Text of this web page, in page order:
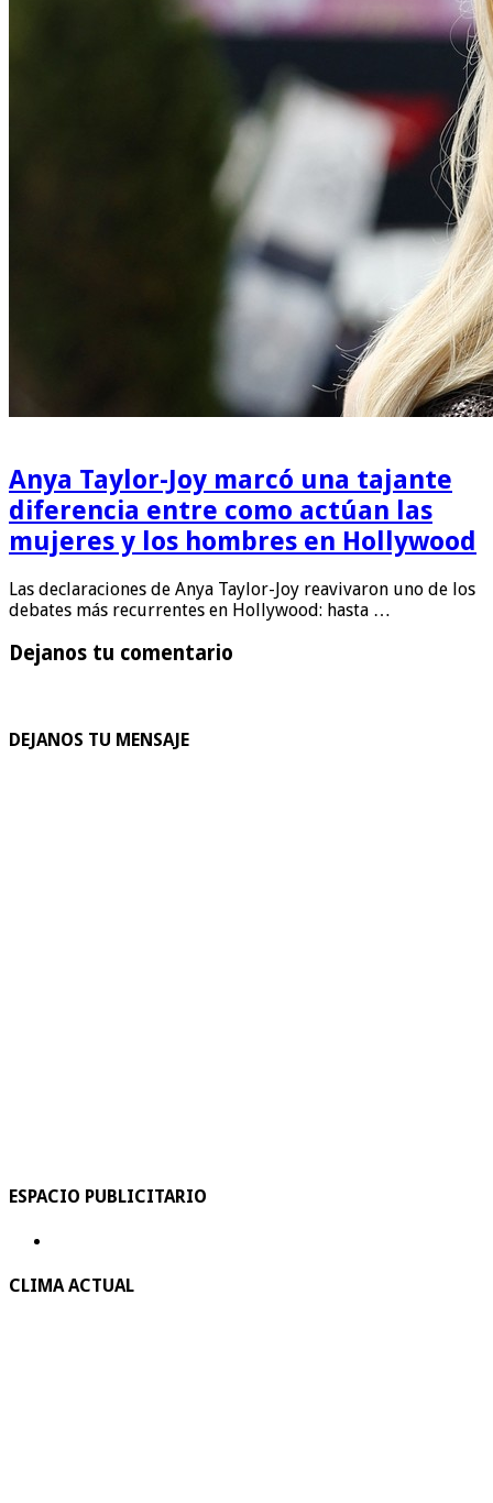
Anya Taylor-Joy marcó una tajante
diferencia entre como actúan las
mujeres y los hombres en Hollywood
Las declaraciones de Anya Taylor-Joy reavivaron uno de los
debates más recurrentes en Hollywood: hasta …
Dejanos tu comentario
DEJANOS TU MENSAJE
ESPACIO PUBLICITARIO
CLIMA ACTUAL